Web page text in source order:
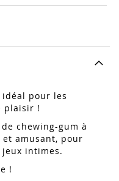
idéal pour les
plaisir !
chewing-gum à
amusant, pour
intimes.
!